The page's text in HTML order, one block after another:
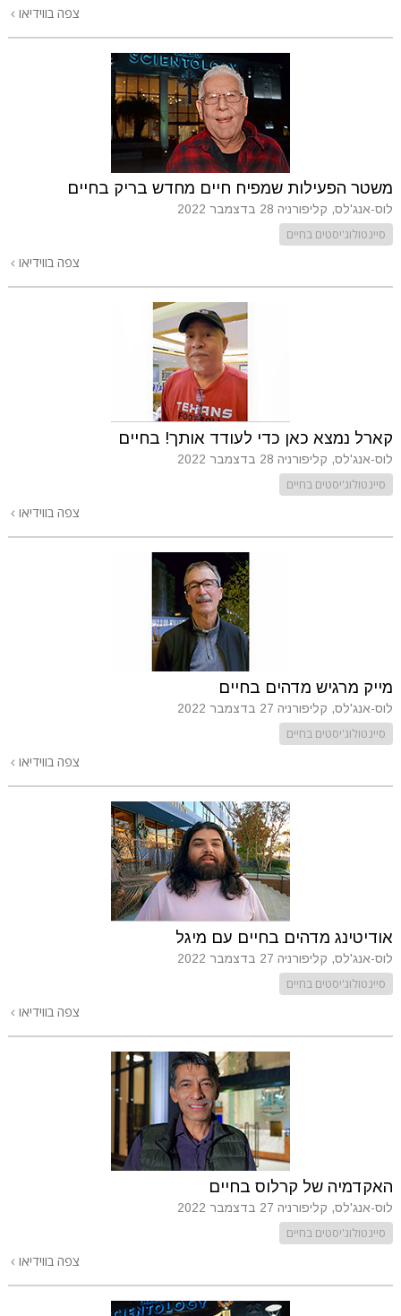
צפה בווידיאו
משטר הפעילות שמפיח חיים מחדש בריק בחיים
לוס-אנג'לס, קליפורניה 28 בדצמבר 2022
סיינטולוג'יסטים בחיים
צפה בווידיאו
קארל נמצא כאן כדי לעודד אותך! בחיים
לוס-אנג'לס, קליפורניה 28 בדצמבר 2022
סיינטולוג'יסטים בחיים
צפה בווידיאו
מייק מרגיש מדהים בחיים
לוס-אנג'לס, קליפורניה 27 בדצמבר 2022
סיינטולוג'יסטים בחיים
צפה בווידיאו
אודיטינג מדהים בחיים עם מיגל
לוס-אנג'לס, קליפורניה 27 בדצמבר 2022
סיינטולוג'יסטים בחיים
צפה בווידיאו
האקדמיה של קרלוס בחיים
לוס-אנג'לס, קליפורניה 27 בדצמבר 2022
סיינטולוג'יסטים בחיים
צפה בווידיאו